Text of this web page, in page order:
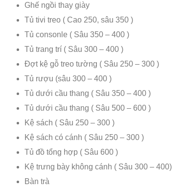
Ghế ngồi thay giày
Tủ tivi treo ( Cao 250, sâu 350 )
Tủ consonle ( Sâu 350 – 400 )
Tủ trang trí ( Sâu 300 – 400 )
Đợt kệ gỗ treo tường ( Sâu 250 – 300 )
Tủ rượu (sâu 300 – 400 )
Tủ dưới cầu thang ( Sâu 350 – 400 )
Tủ dưới cầu thang ( Sâu 500 – 600 )
Kệ sách ( Sâu 250 – 300 )
Kệ sách có cánh ( Sâu 250 – 300 )
Tủ đồ tổng hợp ( Sâu 600 )
Kệ trưng bày không cánh ( Sâu 300 – 400)
Bàn trà